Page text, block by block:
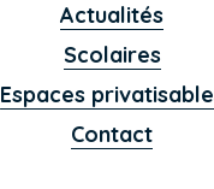
Actualités
Scolaires
Espaces
Contact